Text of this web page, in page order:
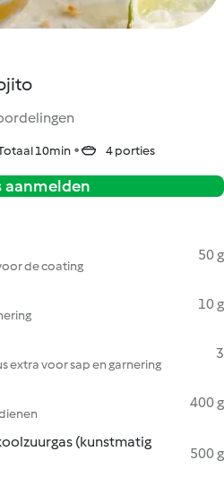
10min 4 porties
aanmelden
de coating
50 g
10 g
extra voor sap en garnering
3
400 g
(kunstmatig
500 g